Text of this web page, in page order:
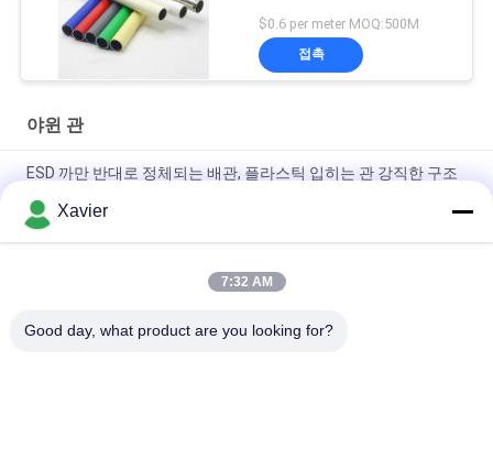
$0.6 per meter MOQ:500M
접촉
야윈 관
ESD 까만 반대로 정체되는 배관, 플라스틱 입히는 관 강직한 구조
가동 가능한 구조를 위한 플라스틱 입히는 ESD 관 녹 증거 28mm
Xavier
7:32 AM
Good day, what product are you looking for?